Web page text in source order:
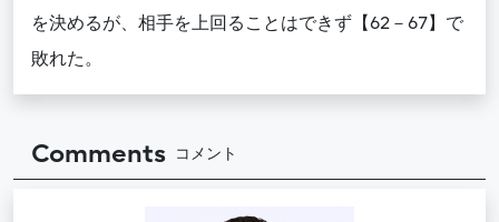
を決めるが、相手を上回ることはできず【62－67】で
敗れた。
Comments コメント